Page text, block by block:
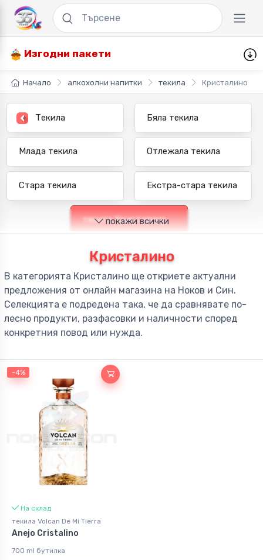
Изгодни пакети
Начало алкохолни напитки текила Кристалино
Текила Бяла текила
Млада текила Отлежала текила
Стара текила Екстра-стара текила
текила Кристалино
покажи всички
Кристалино
В категорията Кристалино ще откриете актуални
предложения от онлайн магазина на Ноков и Син.
Селекцията е подредена така, че да сравнявате по-
лесно продукти, разфасовки и наличности според
конкретния повод или нужда.
-4%
На склад
текила Volcan De Mi Tierra
Anejo Cristalino
700 ml бутилка